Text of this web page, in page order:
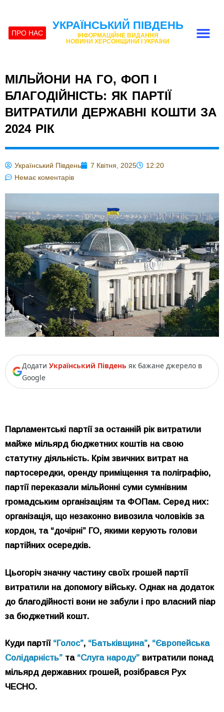
ПРО НАС
УКРАЇНСЬКИЙ ПІВДЕНЬ
ІНФОРМАЦІЙНЕ ВИДАННЯ
НОВИНИ ХЕРСОНЩИНИ І УКРАЇНИ
МІЛЬЙОНИ НА ГО, ФОП І
БЛАГОДІЙНІСТЬ: ЯК ПАРТІЇ
ВИТРАТИЛИ ДЕРЖАВНІ КОШТИ ЗА
2024 РІК
Український Південь 7 Квітня, 2025
12:20
Немає коментарів
Додати Український Південь як бажане джерело в
Google
Парламентські партії за останній рік витратили
майже мільярд бюджетних коштів на свою
статутну діяльність. Крім звичних витрат на
партосередки, оренду приміщення та поліграфію,
партії переказали мільйонні суми сумнівним
громадським організаціям та ФОПам. Серед них:
організація, що незаконно вивозила чоловіків за
кордон, та “дочірні” ГО, якими керують голови
партійних осередків.
Цьогоріч значну частину своїх грошей партії
витратили на допомогу війську. Однак на додаток
до благодійності вони не забули і про власний піар
за бюджетний кошт.
Куди партії “Голос”, “Батьківщина”, “Європейська
Солідарність” та “Слуга народу” витратили понад
мільярд державних грошей, розібрався Рух
ЧЕСНО.